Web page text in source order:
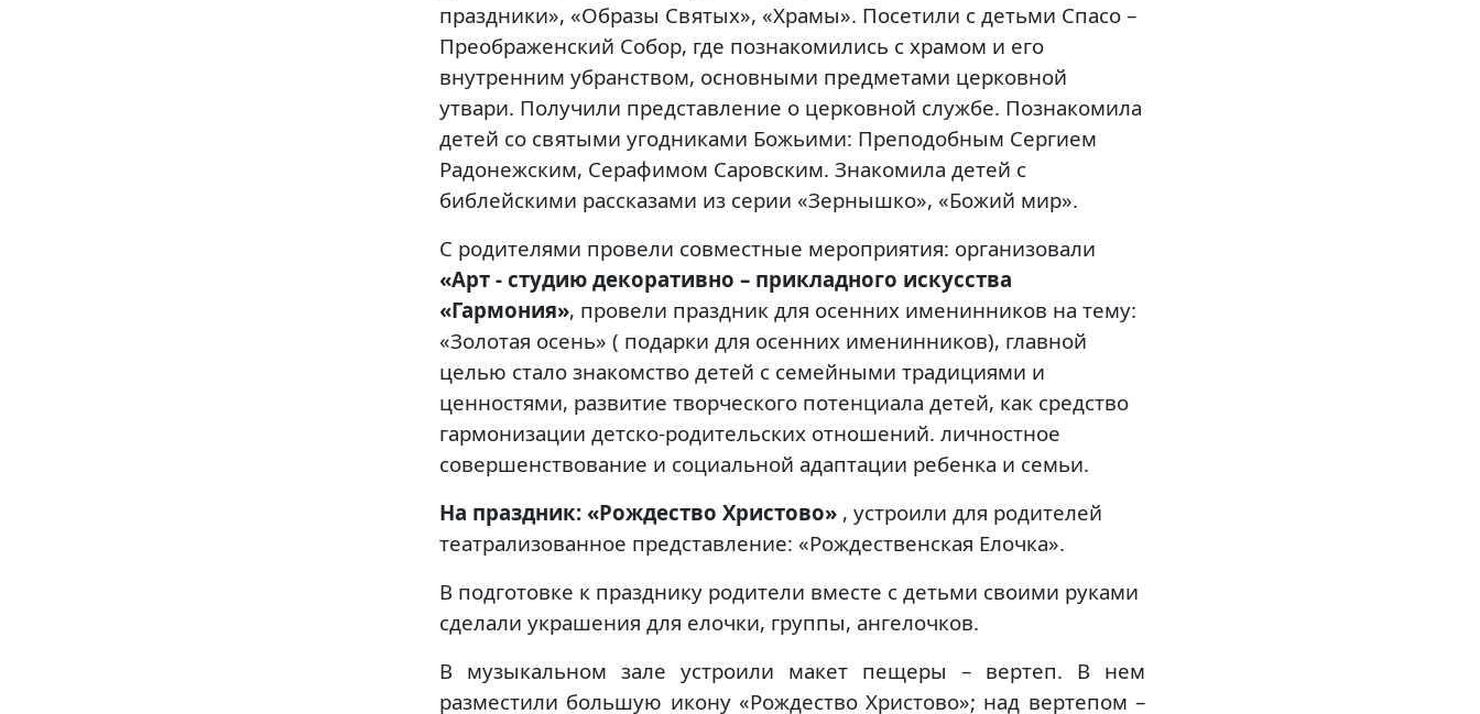
праздники», «Образы Святых», «Храмы». Посетили с детьми Спасо –
Преображенский Собор, где познакомились с храмом и его
внутренним убранством, основными предметами церковной
утвари. Получили представление о церковной службе. Познакомила
детей со святыми угодниками Божьими: Преподобным Сергием
Радонежским, Серафимом Саровским. Знакомила детей с
библейскими рассказами из серии «Зернышко», «Божий мир».
С родителями провели совместные мероприятия: организовали
«Арт - студию декоративно – прикладного искусства
«Гармония», провели праздник для осенних именинников на тему:
«Золотая осень» ( подарки для осенних именинников), главной
целью стало знакомство детей с семейными традициями и
ценностями, развитие творческого потенциала детей, как средство
гармонизации детско-родительских отношений. личностное
совершенствование и социальной адаптации ребенка и семьи.
На праздник: «Рождество Христово» , устроили для родителей
театрализованное представление: «Рождественская Елочка».
В подготовке к празднику родители вместе с детьми своими руками
сделали украшения для елочки, группы, ангелочков.
В музыкальном зале устроили макет пещеры – вертеп. В нем
разместили большую икону «Рождество Христово»; над вертепом –